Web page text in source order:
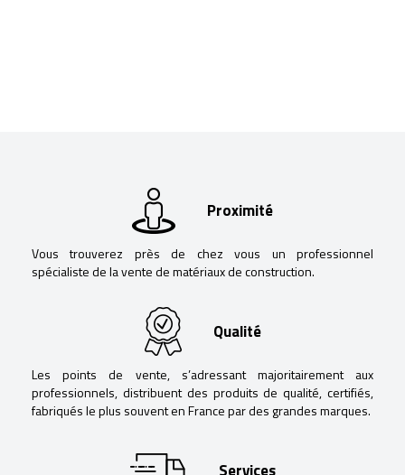
Proximité
Vous trouverez près de chez vous un professionnel
spécialiste de la vente de matériaux de construction.
Qualité
Les points de vente, s’adressant majoritairement aux
professionnels, distribuent des produits de qualité, certifiés,
fabriqués le plus souvent en France par des grandes marques.